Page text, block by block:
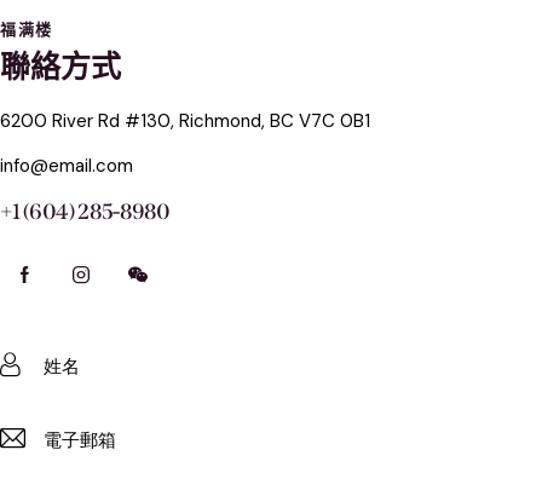
福满楼
聯絡方式
6200 River Rd #130, Richmond, BC V7C 0B1
info@email.com
+1 (604) 285-8980